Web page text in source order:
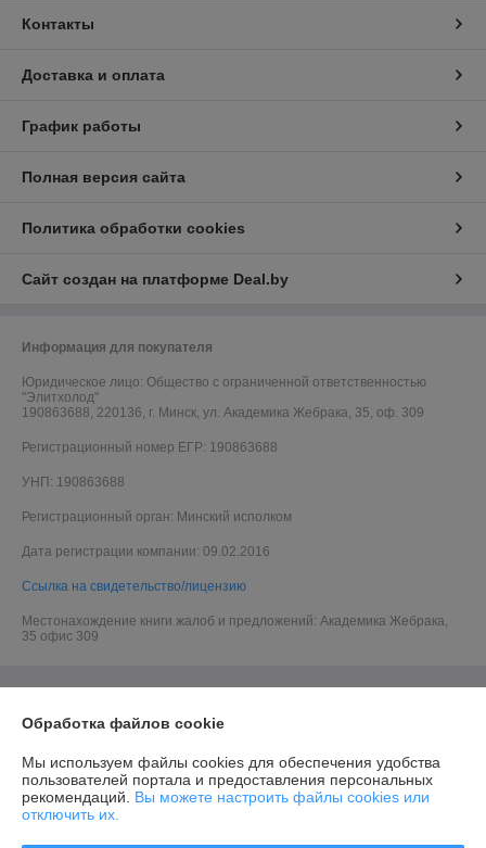
Контакты
Доставка и оплата
График работы
Полная версия сайта
Политика обработки cookies
Сайт создан на платформе Deal.by
Информация для покупателя
Юридическое лицо: Общество с ограниченной ответственностью
"Элитхолод"
190863688, 220136, г. Минск, ул. Академика Жебрака, 35, оф. 309
Регистрационный номер ЕГР: 190863688
УНП: 190863688
Регистрационный орган: Минский исполком
Дата регистрации компании: 09.02.2016
Ссылка на свидетельство/лицензию
Местонахождение книги жалоб и предложений: Академика Жебрака,
35 офис 309
Обработка файлов cookie
Мы используем файлы cookies для обеспечения удобства
пользователей портала и предоставления персональных
рекомендаций. Вы можете настроить файлы cookies или
отключить их.